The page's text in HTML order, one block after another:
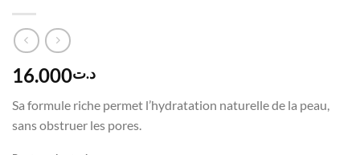
د.ت16.000
Sa formule riche permet l’hydratation naturelle de la peau,
sans obstruer les pores.